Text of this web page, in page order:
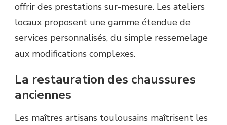
offrir des prestations sur-mesure. Les ateliers
locaux proposent une gamme étendue de
services personnalisés, du simple ressemelage
aux modifications complexes.
La restauration des chaussures
anciennes
Les maîtres artisans toulousains maîtrisent les